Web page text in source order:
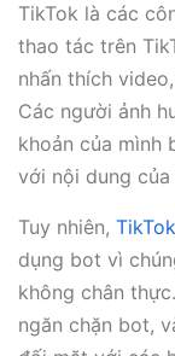
TikTok là các
thao tác trên
nhấn thích
Các người ảnh
khoản của mình
với nội dung
Tuy nhiên,
dụng bot vì
không chân
ngăn chặn bot,